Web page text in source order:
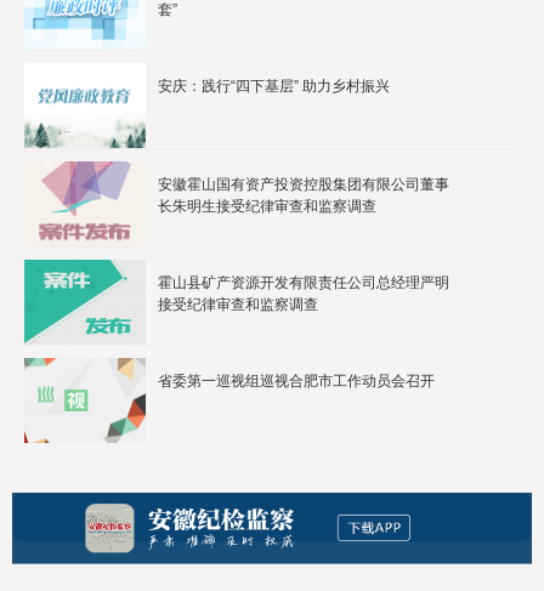
套”
安庆：践行“四下基层” 助力乡村振兴
安徽霍山国有资产投资控股集团有限公司董事
长朱明生接受纪律审查和监察调查
霍山县矿产资源开发有限责任公司总经理严明
接受纪律审查和监察调查
省委第一巡视组巡视合肥市工作动员会召开